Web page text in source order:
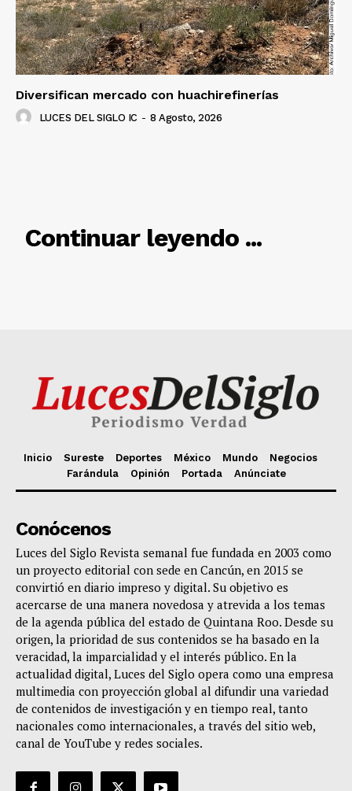
Diversifican mercado con huachirefinerías
LUCES DEL SIGLO IC - 8 Agosto, 2026
Continuar leyendo ...
RELACIONADO
Inicio Sureste Deportes México Mundo
Negocios
Farándula
Opinión Portada Anúnciate
Conócenos
Luces del Siglo Revista semanal fue fundada en 2003 como
un proyecto editorial con sede en Cancún, en 2015 se
convirtió en diario impreso y digital. Su objetivo es
acercarse de una manera novedosa y atrevida a los temas
de la agenda pública del estado de Quintana Roo. Desde su
origen, la prioridad de sus contenidos se ha basado en la
veracidad, la imparcialidad y el interés público. En la
actualidad digital, Luces del Siglo opera como una empresa
multimedia con proyección global al difundir una variedad
de contenidos de investigación y en tiempo real, tanto
nacionales como internacionales, a través del sitio web,
canal de YouTube y redes sociales.